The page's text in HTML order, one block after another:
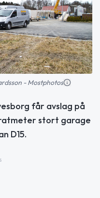
- Mostphotos
får avslag på
stort garage
D15.